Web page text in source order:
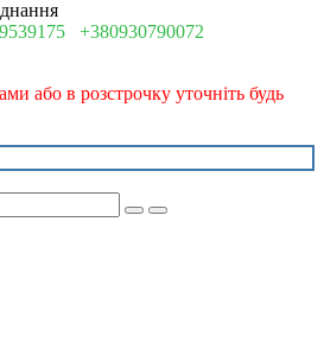
+380930790072
або в розстрочку уточніть будь